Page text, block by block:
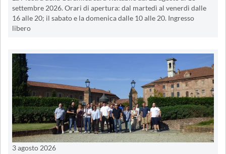
settembre 2026. Orari di apertura: dal martedì al venerdì dalle
16 alle 20; il sabato e la domenica dalle 10 alle 20. Ingresso
libero
3 agosto 2026